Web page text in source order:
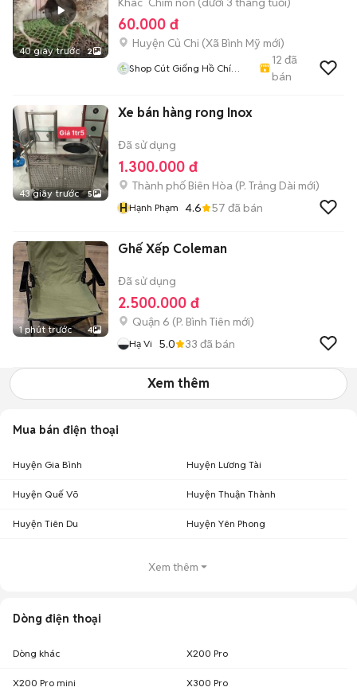
40 giây trước 2
60.000 đ
Huyện Củ Chi (Xã Bình Mỹ mới)
Shop Cút Giống Hồ Chí
12 đã
bán
43 giây trước 5
Xe bán hàng rong Inox
Đã sử dụng
1.300.000 đ
Thành phố Biên Hòa (P. Trảng Dài mới)
HHạnh Phạm 4.6 57 đã bán
1 phút trước 4
Ghế Xếp Coleman
Đã sử dụng
2.500.000 đ
Quận 6 (P. Bình Tiên mới)
Hạ Vi 5.0 33 đã bán
Xem thêm
Mua bán điện thoại
Huyện Gia Bình Huyện Lương Tài
Huyện Quế Võ Huyện Thuận Thành
Huyện Tiên Du Huyện Yên Phong
Xem thêm
Dòng điện thoại
Dòng khác X200 Pro
X200 Pro mini X300 Pro